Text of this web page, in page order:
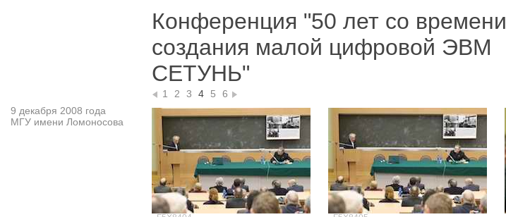
Конференция "50 лет со времени
создания малой цифровой ЭВМ
СЕТУНЬ"
1 2 3 4 5 6
9 декабря 2008 года
МГУ имени Ломоносова